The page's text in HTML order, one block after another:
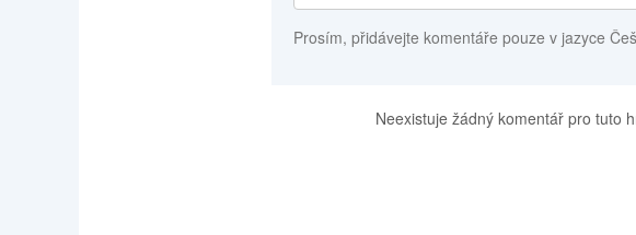
Prosím, přidávejte komentáře pouze v jazyce
Neexistuje žádný komentář pro tuto